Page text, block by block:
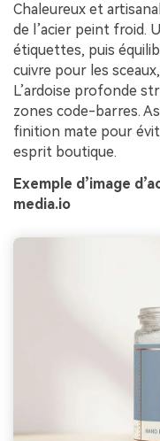
Chaleureux et
de l’acier peint froid.
étiquettes, puis
cuivre pour les
L’ardoise profonde
zones code-barres.
finition mate pour
esprit boutique.
Exemple d’image
media.io